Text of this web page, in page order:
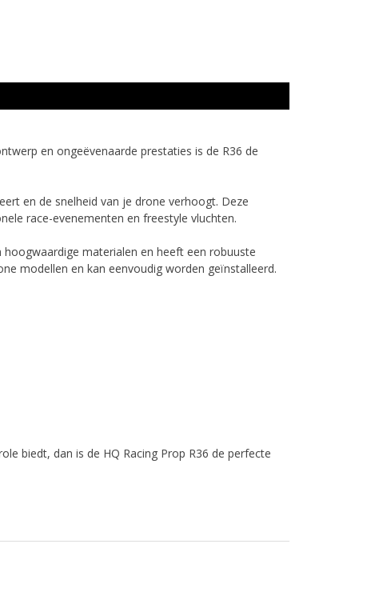
en ongeëvenaarde prestaties is de R36 de
en de snelheid van je drone verhoogt. Deze
race-evenementen en freestyle vluchten.
materialen en heeft een robuuste
modellen en kan eenvoudig worden geïnstalleerd.
biedt, dan is de HQ Racing Prop R36 de perfecte